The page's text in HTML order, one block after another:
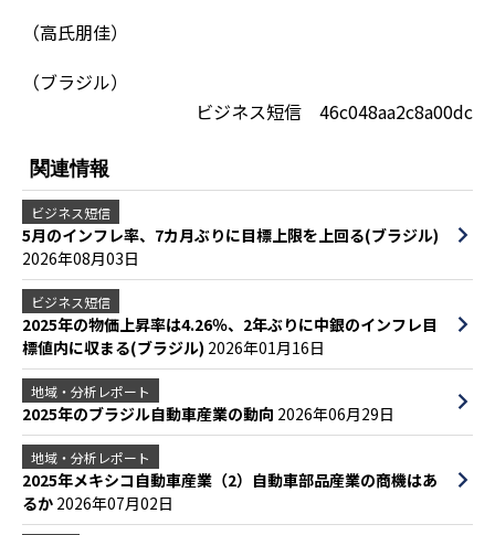
（高氏朋佳）
（ブラジル）
ビジネス短信 46c048aa2c8a00dc
関連情報
ビジネス短信
5月のインフレ率、7カ月ぶりに目標上限を上回る(ブラジル)
2026年08月03日
ビジネス短信
2025年の物価上昇率は4.26％、2年ぶりに中銀のインフレ目
標値内に収まる(ブラジル) 2026年01月16日
地域・分析レポート
2025年のブラジル自動車産業の動向 2026年06月29日
地域・分析レポート
2025年メキシコ自動車産業（2）自動車部品産業の商機はあ
るか 2026年07月02日